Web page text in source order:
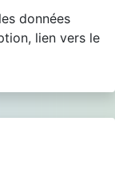
données
lien vers le